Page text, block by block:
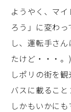
ようやく、マ
ろう」に変わ
し、運転手さ
たけど・・・
しポリの街を観
バスに載ること
しかもいかに